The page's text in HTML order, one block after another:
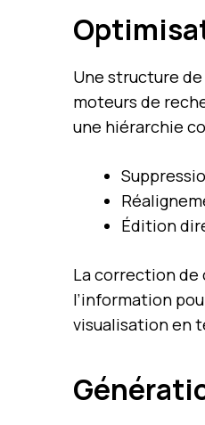
Une structure de
moteurs de
une hiérarchie
Édition
La correction
l’information
visualisation en